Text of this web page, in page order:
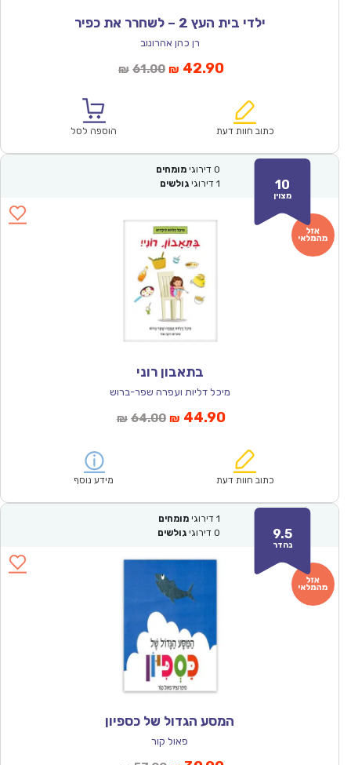
ילדי בית העץ 2 – לשחרר את כפיר
רן כהן אהרונוב
₪ 61.00המחיר
₪61.00.
₪ 42.90המחיר
הוא:
כתוב חוות דעת הוספה לסל
10
מצוין
0 דירוגי מומחים
1 דירוגי גולשים
בתאבון רוני
מיכל דליות ועפרה שפר-ברוש
₪ 64.00המחיר
₪64.00.
₪ 44.90המחיר
הוא:
כתוב חוות דעת מידע נוסף
9.5
נהדר
1 דירוגי מומחים
0 דירוגי גולשים
המסע הגדול של כספיון
פאול קור